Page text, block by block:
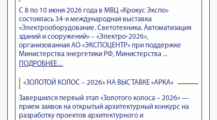
С 8 по 10 июня 2026 года в МВЦ «Крокус Экспо»
состоялась 34-я международная выставка
«Электрооборудование. Светотехника. Автоматизация
зданий и сооружений» – «Электро-2026»,
организованная АО «ЭКСПОЦЕНТР» при поддержке
Министерства энергетики РФ, Министерства ...
ПОДРОБНЕЕ....
«ЗОЛОТОЙ КОЛОС – 2026» НА ВЫСТАВКЕ «АРКА»
Завершился первый этап «Золотого колоса – 2026» —
прием заявок на открытый архитектурный конкурс на
разработку проектов архитектурного и